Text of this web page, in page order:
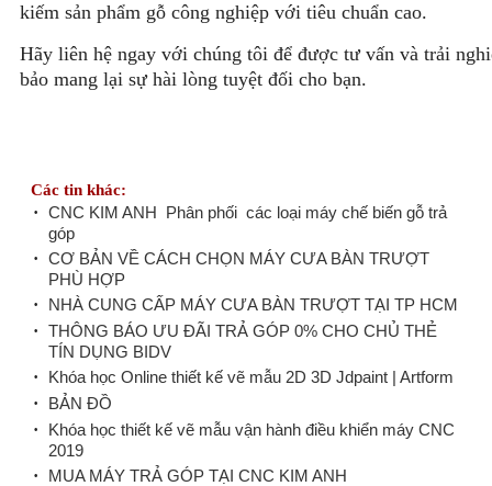
kiếm sản phẩm gỗ công nghiệp với tiêu chuẩn cao.
Hãy liên hệ ngay với chúng tôi để được tư vấn và trải
bảo mang lại sự hài lòng tuyệt đối cho bạn.
Các tin khác:
· CNC KIM ANH Phân phối các loại máy chế biến gỗ trả
góp
· CƠ BẢN VỀ CÁCH CHỌN MÁY CƯA BÀN TRƯỢT
PHÙ HỢP
·
NHÀ CUNG CẤP MÁY CƯA BÀN TRƯỢT TẠI TP HCM
· THÔNG BÁO ƯU ĐÃI TRẢ GÓP 0% CHO CHỦ THẺ
TÍN DỤNG BIDV
·
Khóa học Online thiết kế vẽ mẫu 2D 3D Jdpaint | Artform
·
BẢN ĐỒ
·
Khóa học thiết kế vẽ mẫu vận hành điều khiển máy CNC
2019
·
MUA MÁY TRẢ GÓP TẠI CNC KIM ANH